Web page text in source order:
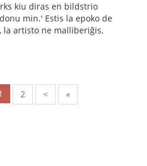
kiu diras en bildstrio
min.' Estis la epoko de
la artisto ne malliberiĝis.
2 > »